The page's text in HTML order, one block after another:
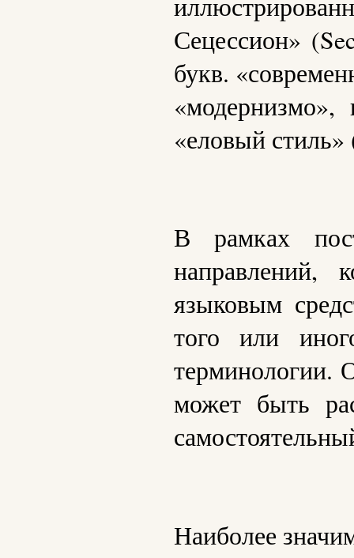
Сецессион»
букв.
«еловый
В рамках
направлений,
языковым
того или
терминологии.
может быть
Наиболее